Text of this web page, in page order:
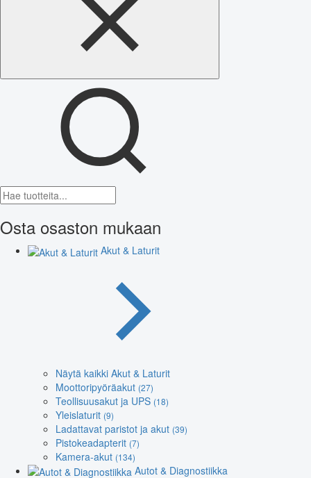
Osta osaston mukaan
Akut & Laturit
Näytä kaikki Akut & Laturit
Moottoripyöräakut (27)
Teollisuusakut ja UPS (18)
Yleislaturit (9)
Ladattavat paristot ja akut (39)
Pistokeadapterit (7)
Kamera-akut (134)
Autot & Diagnostiikka